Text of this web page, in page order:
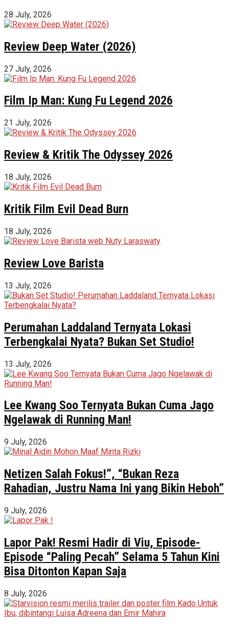
28 July, 2026
Review Deep Water (2026)
27 July, 2026
Film Ip Man: Kung Fu Legend 2026
21 July, 2026
Review & Kritik The Odyssey 2026
18 July, 2026
Kritik Film Evil Dead Burn
18 July, 2026
Review Love Barista
13 July, 2026
Perumahan Laddaland Ternyata Lokasi
Terbengkalai Nyata? Bukan Set Studio!
13 July, 2026
Lee Kwang Soo Ternyata Bukan Cuma Jago
Ngelawak di Running Man!
9 July, 2026
Netizen Salah Fokus!”, “Bukan Reza
Rahadian, Justru Nama Ini yang Bikin Heboh”
9 July, 2026
Lapor Pak! Resmi Hadir di Viu, Episode-
Episode “Paling Pecah” Selama 5 Tahun Kini
Bisa Ditonton Kapan Saja
8 July, 2026